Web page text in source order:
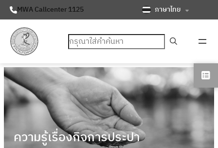
MWA Callcenter 1125 ภาษาไทย
ค้นหา
ความรู้เรื่องกิจการประปา